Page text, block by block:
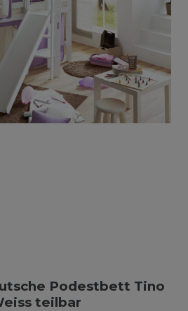
Podestbett Tino
teilbar